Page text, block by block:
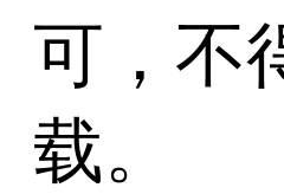
可，不
载。